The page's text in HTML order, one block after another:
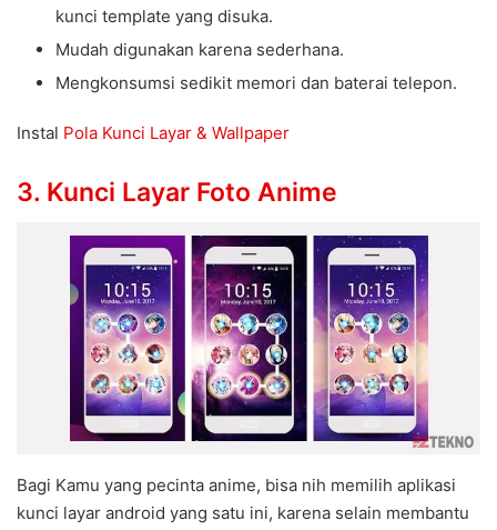
kunci template yang disuka.
Mudah digunakan karena sederhana.
Mengkonsumsi sedikit memori dan baterai telepon.
Instal Pola Kunci Layar & Wallpaper
3. Kunci Layar Foto Anime
Bagi Kamu yang pecinta anime, bisa nih memilih aplikasi
kunci layar android yang satu ini, karena selain membantu